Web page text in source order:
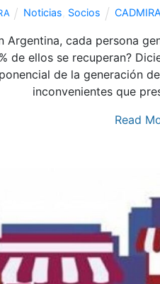
Noticias Socios
Argentina, cada persona
de ellos se recuperan?⁣
de la generación
inconvenientes que
Read